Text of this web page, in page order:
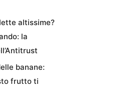
altissime?
la
banane:
frutto ti